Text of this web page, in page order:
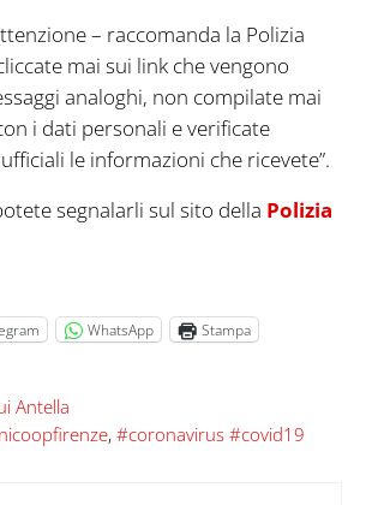
– raccomanda la Polizia
mai sui link che vengono
analoghi, non compilate mai
i dati personali e verificate
le informazioni che ricevete”.
segnalarli sul sito della Polizia
WhatsApp Stampa
Antella
, #coronavirus #covid19